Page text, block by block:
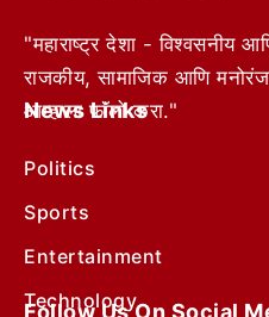
"महाराष्ट्र देशा - विश्वसनीय
राजकीय, सामाजिक आणि
आम्हाला फॉलो करा."
News Links
Politics
Sports
Entertainment
Technology
Follow Us On Social